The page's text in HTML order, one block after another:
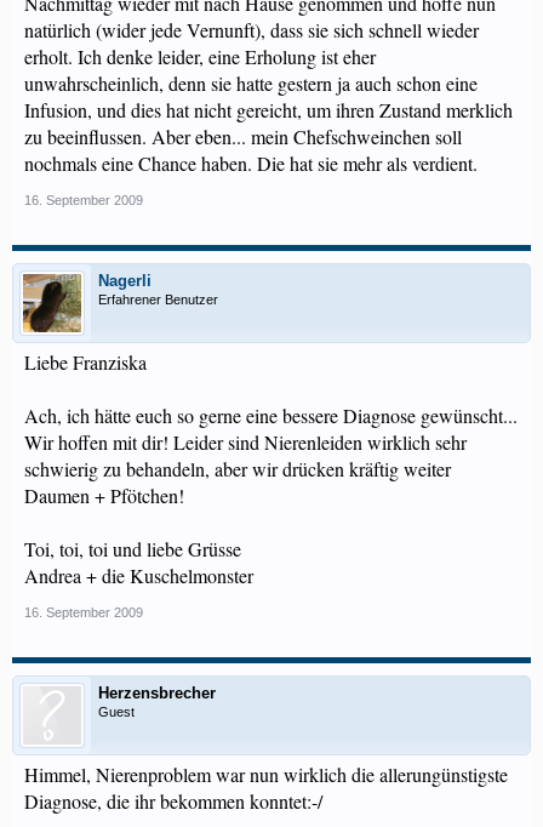
natürlich (wider jede Vernunft), dass sie sich schnell wieder
erholt. Ich denke leider, eine Erholung ist eher
unwahrscheinlich, denn sie hatte gestern ja auch schon eine
Infusion, und dies hat nicht gereicht, um ihren Zustand merklich
zu beeinflussen. Aber eben... mein Chefschweinchen soll
nochmals eine Chance haben. Die hat sie mehr als verdient.
16. September 2009
Nagerli
Erfahrener Benutzer
Liebe Franziska
Ach, ich hätte euch so gerne eine bessere Diagnose gewünscht...
Wir hoffen mit dir! Leider sind Nierenleiden wirklich sehr
schwierig zu behandeln, aber wir drücken kräftig weiter
Daumen + Pfötchen!
Toi, toi, toi und liebe Grüsse
Andrea + die Kuschelmonster
16. September 2009
Herzensbrecher
Guest
Himmel, Nierenproblem war nun wirklich die allerungünstigste
Diagnose, die ihr bekommen konntet:-/